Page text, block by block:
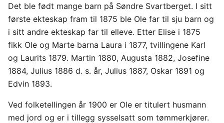
Det ble født mange barn på Søndre Svartberget. I sitt
første ekteskap fram til 1875 ble Ole far til sju barn og
i sitt andre ekteskap far til elleve. Etter Elise i 1875
fikk Ole og Marte barna Laura i 1877, tvillingene Karl
og Laurits 1879. Martin 1880, Augusta 1882, Josefine
1884, Julius 1886 d. s. år, Julius 1887, Oskar 1891 og
Edvin 1893.
Ved folketellingen år 1900 er Ole er titulert husmann
med jord og er i tillegg sysselsatt som tømmerkjører.